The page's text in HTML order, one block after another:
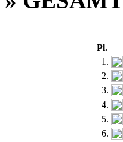
Pl.
1.
2.
3.
4.
5.
6.